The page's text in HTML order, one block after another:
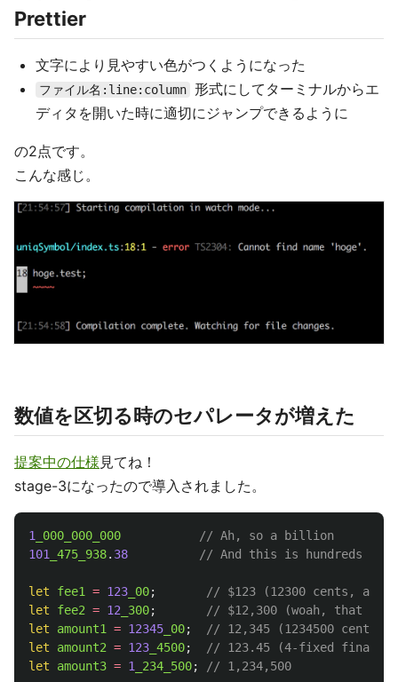
Prettier
文字により見やすい色がつくようになった
ファイル名:line:column 形式にしてターミナルからエ
ディタを開いた時に適切にジャンプできるように
の2点です。
こんな感じ。
数値を区切る時のセパレータが増えた
提案中の仕様 見てね！
stage-3になったので導入されました。
1 _000_000_000
// Ah, so a billion
101
_475_938. 38 // And this is hundreds of
let fee1 = 123 _00;
// $123 (12300 cents,
let
fee2 = 12 _300;
// $12,300 (woah, that
let
amount1 = 12345 _00;
// 12,345 (1234500 cents,
let
amount2 = 123 _4500;
// 123.45 (4-fixed
let
amount3 = 1 _234_500; // 1,234,500